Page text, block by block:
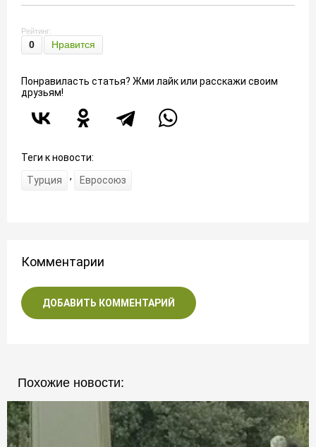
Рейтинг:
0 Нравится
Понравиласть статья? Жми лайк или расскажи своим
друзьям!
Теги к новости:
Турция
, Евросоюз
Комментарии
ДОБАВИТЬ КОММЕНТАРИЙ
Похожие новости: